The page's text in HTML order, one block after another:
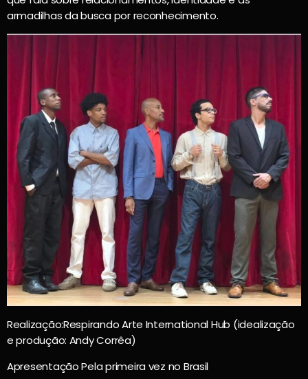
armadilhas da busca por reconhecimento.
Realização:Respirando Arte International Hub (idealização
e produção: Andy Corrêa)
Apresentação Pela primeira vez no Brasil